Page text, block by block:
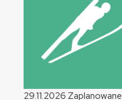
29.11.2026 Zaplanowane